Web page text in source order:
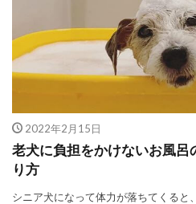
2022年2月15日
老犬に負担をかけないお風呂
り方
シニア犬になって体力が落ちてくると